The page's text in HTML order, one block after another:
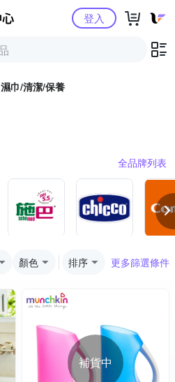
Yahoo購物中心登入
濕巾/清潔/保養
全品牌列表
顏色 排序 更多篩選條件
補貨中